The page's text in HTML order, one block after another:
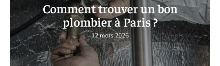
Comment trouver un bon
plombier à Paris ?
12 mars 2026